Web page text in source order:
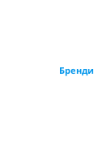
Бренди